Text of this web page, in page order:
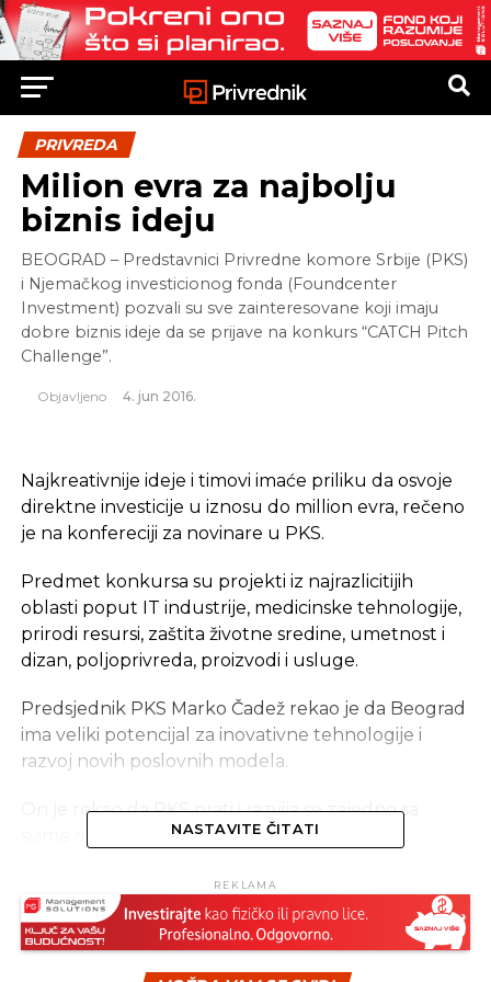
PRIVREDA
Milion evra za najbolju
biznis ideju
BEOGRAD – Predstavnici Privredne komore Srbije (PKS)
i Njemačkog investicionog fonda (Foundcenter
Investment) pozvali su sve zainteresovane koji imaju
dobre biznis ideje da se prijave na konkurs “CATCH Pitch
Challenge”.
Objavljeno 4. jun 2016.
Najkreativnije ideje i timovi imaće priliku da osvoje
direktne investicije u iznosu do million evra, rečeno
je na konfereciji za novinare u PKS.
Predmet konkursa su projekti iz najrazlicitijih
oblasti poput IT industrije, medicinske tehnologije,
prirodi resursi, zaštita životne sredine, umetnost i
dizan, poljoprivreda, proizvodi i usluge.
Predsjednik PKS Marko Čadež rekao je da Beograd
ima veliki potencijal za inovativne tehnologije i
razvoj novih poslovnih modela.
On je rekao da PKS prati i razvija se zajedno sa
svime onim što se dešava u privredi.
Kako je dodao, važno je da se sa tradicionalne
ekonomije okrene ka širenju i razvoju ideja koje su
usmjerene na inovativnu tehnologiju.
NASTAVITE ČITATI
REKLAMA